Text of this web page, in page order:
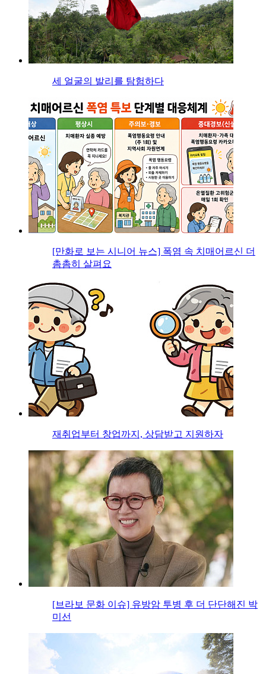
세 얼굴의 발리를 탐험하다
[만화로 보는 시니어 뉴스] 폭염 속 치매어르신 더
촘촘히 살펴요
재취업부터 창업까지, 상담받고 지원하자
[브라보 문화 이슈] 유방암 투병 후 더 단단해진 박
미선